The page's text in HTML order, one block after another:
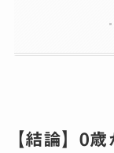
【結論】0